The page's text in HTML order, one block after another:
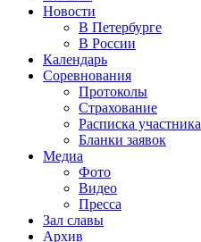
Новости
В Петербурге
В России
Календарь
Соревнования
Протоколы
Страхование
Расписка участника
Бланки заявок
Медиа
Фото
Видео
Пресса
Зал славы
Архив